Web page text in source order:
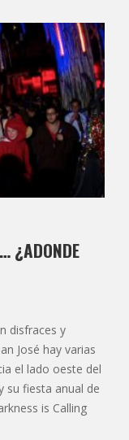
¿ADONDE
disfraces y
José hay varias
el lado oeste del
su fiesta anual de
is Calling